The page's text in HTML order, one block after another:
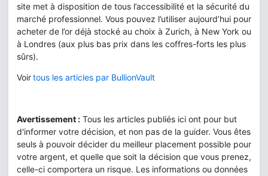
site met à disposition de tous l’accessibilité et la sécurité du
marché professionnel. Vous pouvez l’utiliser aujourd’hui pour
acheter de l’or déjà stocké au choix à Zurich, à New York ou
à Londres (aux plus bas prix dans les coffres-forts les plus
sûrs).
Voirtous les articles par BullionVault
Avertissement : Tous les articles publiés ici ont pour but
d'informer votre décision, et non pas de la guider. Vous êtes
seuls à pouvoir décider du meilleur placement possible pour
votre argent, et quelle que soit la décision que vous prenez,
celle-ci comportera un risque. Les informations ou données